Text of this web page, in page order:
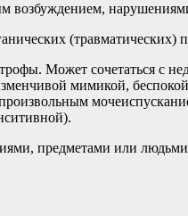
возбуждением,
(травматических)
Может сочетаться с
мимикой,
предметами или